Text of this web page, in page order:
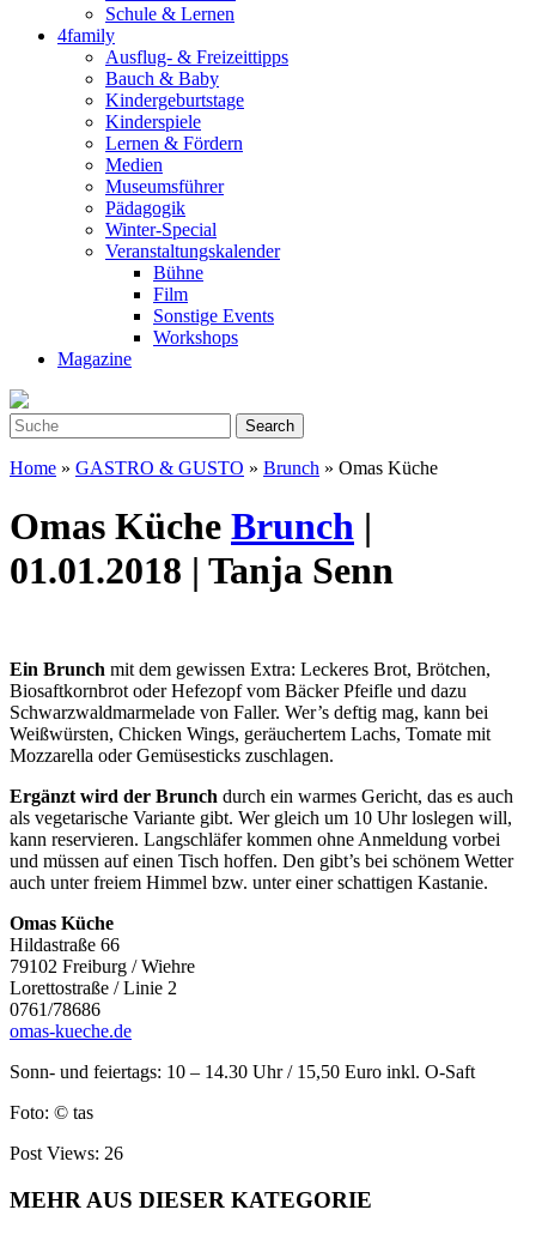
Schule & Lernen
4family
Ausflug- & Freizeittipps
Bauch & Baby
Kindergeburtstage
Kinderspiele
Lernen & Fördern
Medien
Museumsführer
Pädagogik
Winter-Special
Veranstaltungskalender
Bühne
Film
Sonstige Events
Workshops
Magazine
Home » GASTRO & GUSTO » Brunch » Omas Küche
Omas Küche Brunch |
01.01.2018 | Tanja Senn
Ein Brunch mit dem gewissen Extra: Leckeres Brot, Brötchen,
Biosaftkornbrot oder Hefezopf vom Bäcker Pfeifle und dazu
Schwarzwaldmarmelade von Faller. Wer’s deftig mag, kann bei
Weißwürsten, Chicken Wings, geräuchertem Lachs, Tomate mit
Mozzarella oder Gemüsesticks zuschlagen.
Ergänzt wird der Brunch durch ein warmes Gericht, das es auch
als vegetarische Variante gibt. Wer gleich um 10 Uhr loslegen will,
kann reservieren. Langschläfer kommen ohne Anmeldung vorbei
und müssen auf einen Tisch hoffen. Den gibt’s bei schönem Wetter
auch unter freiem Himmel bzw. unter einer schattigen Kastanie.
Omas Küche
Hildastraße 66
79102 Freiburg / Wiehre
Lorettostraße / Linie 2
0761/78686
omas-kueche.de
Sonn- und feiertags: 10 – 14.30 Uhr / 15,50 Euro inkl. O-Saft
Foto: © tas
Post Views: 26
MEHR AUS DIESER KATEGORIE